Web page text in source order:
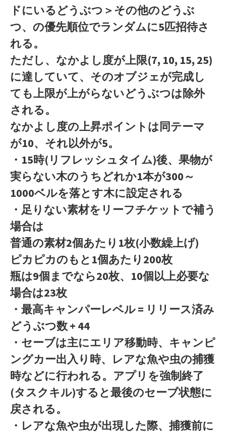
ドにいるどうぶつ＞その他のどうぶ
つ、の優先順位でランダムに5匹招待さ
れる。
ただし、なかよし度が上限(7, 10, 15, 25)
に達していて、そのオブジェが完成し
ても上限が上がらないどうぶつは除外
される。
なかよし度の上昇ポイントは同テーマ
が10、それ以外が5。
・15時(リフレッシュタイム)後、果物が
実らない木のうちどれか1本が300～
1000ベルを落とす木に設定される
・足りない素材をリーフチケットで補う
場合は
普通の素材2個あたり1枚(小数繰上げ)
ピカピカのもと1個あたり200枚
瓶は9個までなら20枚、10個以上必要な
場合は23枚
・最高キャンパーレベル = リリース済み
どうぶつ数 + 44
・セーブは主にエリア移動時、キャンピ
ングカー出入り時、レアな魚や虫の捕獲
時などに行われる。アプリを強制終了
(タスクキル)すると最後のセーブ状態に
戻される。
・レアな魚や虫が出現した際、捕獲前に